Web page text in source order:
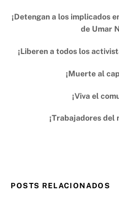
¡Detengan a los implicados
de Umar
¡Liberen a todos los
¡Muerte al
¡Viva el
¡Trabajadores del
POSTS RELACIONADOS